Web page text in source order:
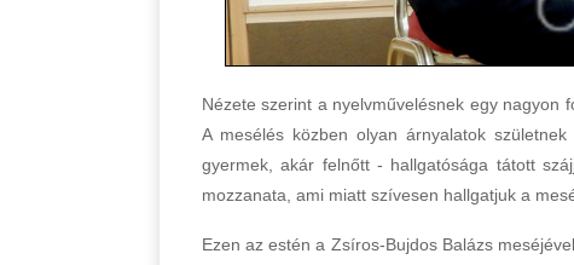
Nézete szerint a nyelvművelésnek egy nagyon
A mesélés közben olyan árnyalatok
gyermek, akár felnőtt - hallgatósága tátott
mozzanata, ami miatt szívesen hallgatjuk a
Ezen az estén a Zsíros-Bujdos Balázs